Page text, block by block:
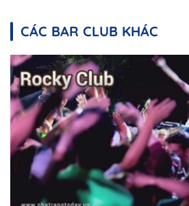
CÁC BAR CLUB KHÁC